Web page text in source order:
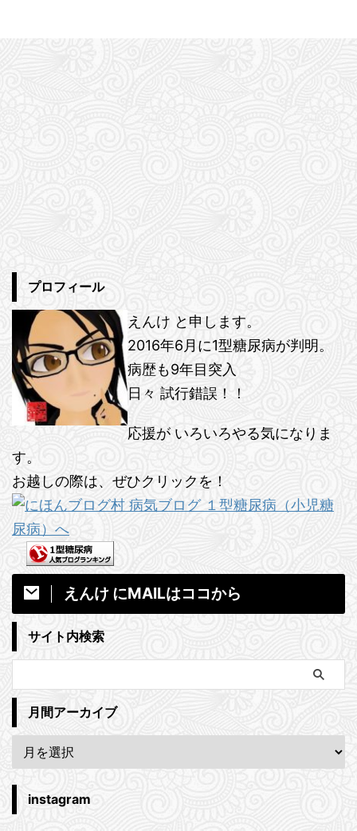
プロフィール
えんけ と申します。
2016年6月に1型糖尿病が判明。
病歴も9年目突入
日々 試行錯誤！！
応援が いろいろやる気になりま
す。
お越しの際は、ぜひクリックを！
えんけ にMAILはココから
サイト内検索
月間アーカイブ
instagram